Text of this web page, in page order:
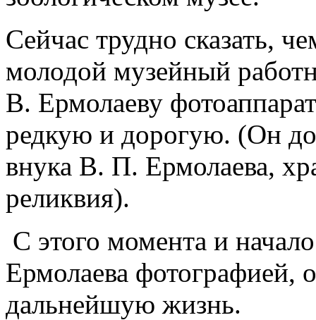
Сейчас трудно сказать,
молодой музейный
В. Ермолаеву
редкую и дорогую. (Он до
внука В. П. Ермолаева,
реликвия).
С этого момента и
Ермолаева фотографией,
дальнейшую жизнь.